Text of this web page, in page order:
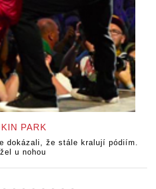
PARK
dokázali, že stále kralují pódiím.
u nohou